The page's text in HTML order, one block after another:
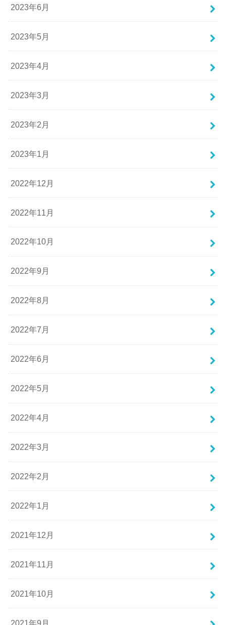
2023年6月
2023年5月
2023年4月
2023年3月
2023年2月
2023年1月
2022年12月
2022年11月
2022年10月
2022年9月
2022年8月
2022年7月
2022年6月
2022年5月
2022年4月
2022年3月
2022年2月
2022年1月
2021年12月
2021年11月
2021年10月
2021年9月